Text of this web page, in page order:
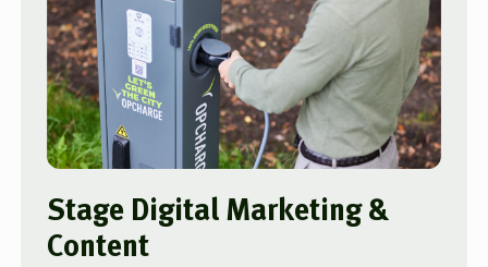
Stage Digital Marketing &
Content